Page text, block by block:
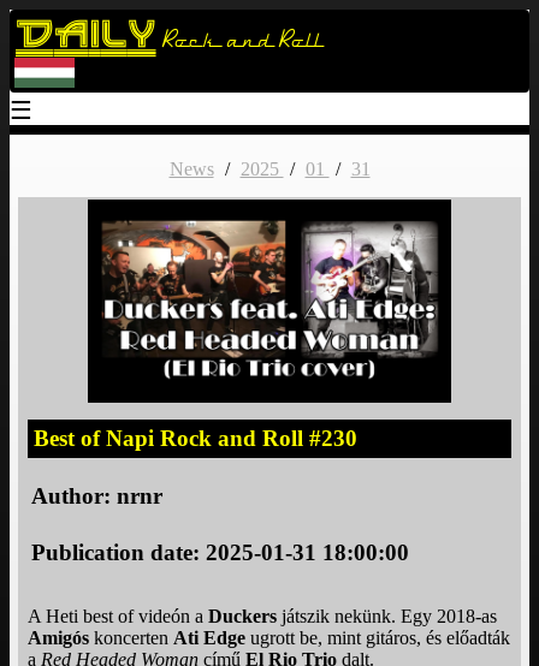
Daily Rock and Roll
☰
News / 2025 / 01 / 31
Best of Napi Rock and Roll #230
Author:nrnr
Publication date: 2025-01-31 18:00:00
A Heti best of videón aDuckers játszik nekünk. Egy 2018-as
Amigós koncerten Ati Edge ugrott be, mint gitáros, és előadták
a Red Headed Woman címűEl Rio Trio dalt.